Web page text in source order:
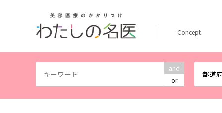
and
or
都道
Concept